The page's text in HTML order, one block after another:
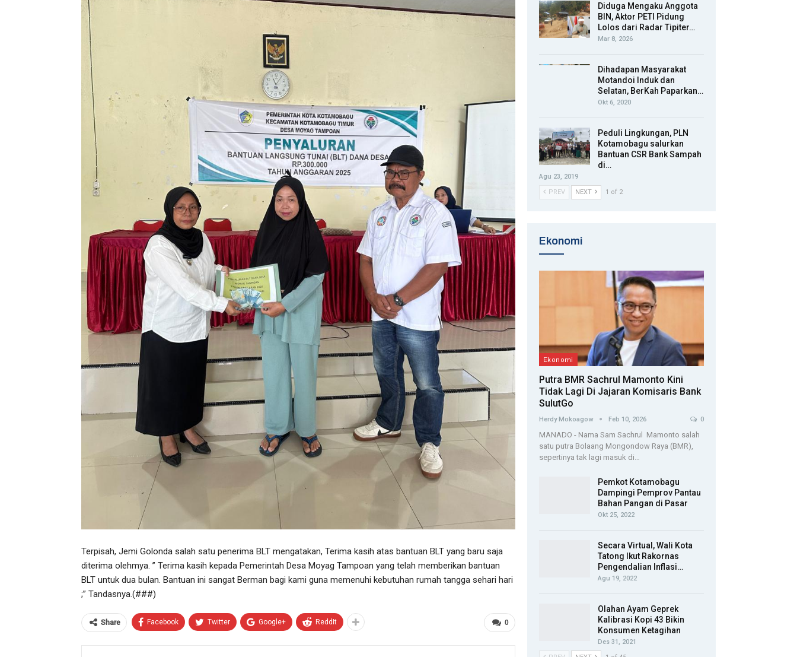
Terpisah, Jemi Golonda salah satu penerima BLT mengatakan, Terima kasih atas bantuan BLT yang baru saja
diterima olehmya. ” Terima kasih kepada Pemerintah Desa Moyag Tampoan yang telah memberikan bantuan
BLT untuk dua bulan. Bantuan ini sangat Berman bagi kami guna memenuhi kebutuhan rumah tangga sehari hari
;” Tandasnya.(###)
0
Share Facebook Twitter Google+ ReddIt
Diduga Mengaku Anggota
BIN, Aktor PETI Pidung
Lolos dari Radar Tipiter…
Mar 8, 2026
Dihadapan Masyarakat
Motandoi Induk dan
Selatan, BerKah Paparkan…
Okt 6, 2020
Peduli Lingkungan, PLN
Kotamobagu salurkan
Bantuan CSR Bank Sampah
di…
Agu 23, 2019
PREV
NEXT 1 of 2
Ekonomi
Ekonomi
Putra BMR Sachrul Mamonto Kini
Tidak Lagi Di Jajaran Komisaris Bank
SulutGo
Herdy Mokoagow Feb 10, 2026 0
MANADO - Nama Sam Sachrul Mamonto salah
satu putra Bolaang Mongondow Raya (BMR),
sepertinya tak lagi masuk di…
Pemkot Kotamobagu
Dampingi Pemprov Pantau
Bahan Pangan di Pasar
Okt 25, 2022
Secara Virtual, Wali Kota
Tatong Ikut Rakornas
Pengendalian Inflasi…
Agu 19, 2022
Olahan Ayam Geprek
Kalibrasi Kopi 43 Bikin
Konsumen Ketagihan
Des 31, 2021